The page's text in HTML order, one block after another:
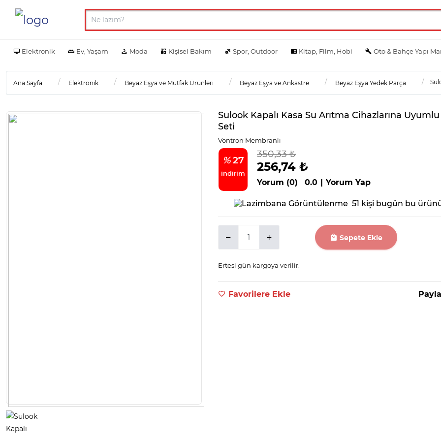
Elektronik Ev, Yaşam Moda Kişisel Bakım Spor, Outdoor Kitap, Film, Hobi Oto & Bahçe Yapı
Ana Sayfa Elektronik Beyaz Eşya ve Mutfak Ürünleri Beyaz Eşya ve Ankastre Beyaz Eşya Yedek Parça
Sulook Kapalı Kasa Su Arıtma Cihazlarına
Seti
Vontron Membranlı
%27
indirim
350,33 ₺
256,74 ₺
Yorum (0) 0.0 | Yorum Yap
51 kişi bugün bu
Sepete Ekle
Ertesi gün kargoya verilir.
Favorilere Ekle